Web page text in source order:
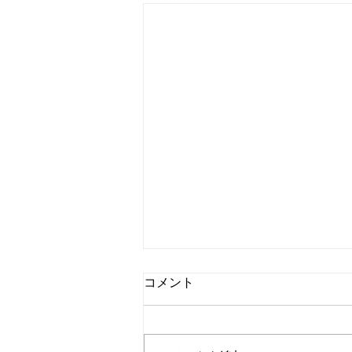
アニメ『キングダム 第2シリ
コメント